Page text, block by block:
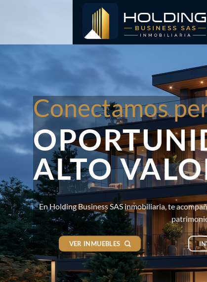
Conectamos
ALTO
En Holding Business SAS inmobiliaria, te
VER INMUEBLES